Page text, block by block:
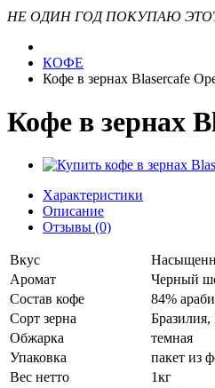
НЕ ОДИН ГОД ПОКУПАЮ
КОФЕ
Кофе в зернах Blasercafe
Кофе в зернах
Характеристики
Описание
Отзывы (0)
Вкус
Аромат
Черный
Состав кофе
84%
Сорт зерна
Обжарка
темная
Упаковка
пакет из
Вес нетто
1кг